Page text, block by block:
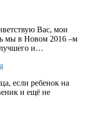
Вас, мои
мы в Новом 2016 –м
и…
если ребенок на
и ещё не